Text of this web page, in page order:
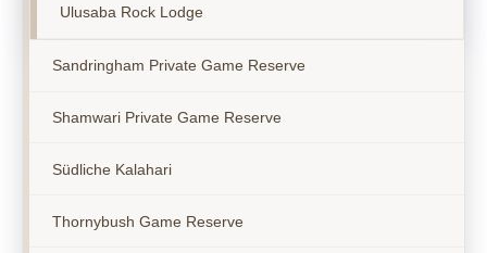
Ulusaba Rock Lodge
Sandringham Private Game Reserve
Shamwari Private Game Reserve
Südliche Kalahari
Thornybush Game Reserve